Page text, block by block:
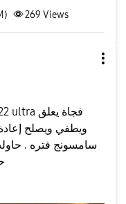
269 Views
ويطفي ويصلح
سامسونج فتره .